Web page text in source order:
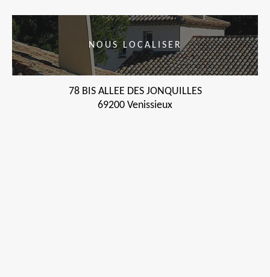
NOUS LOCALISER
78 BIS ALLEE DES JONQUILLES
69200 Venissieux